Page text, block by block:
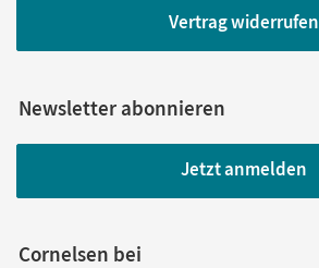
Vertrag widerrufen
Newsletter abonnieren
Jetzt anmelden
Cornelsen bei